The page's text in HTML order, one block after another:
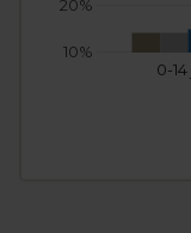
0-
10%
20%